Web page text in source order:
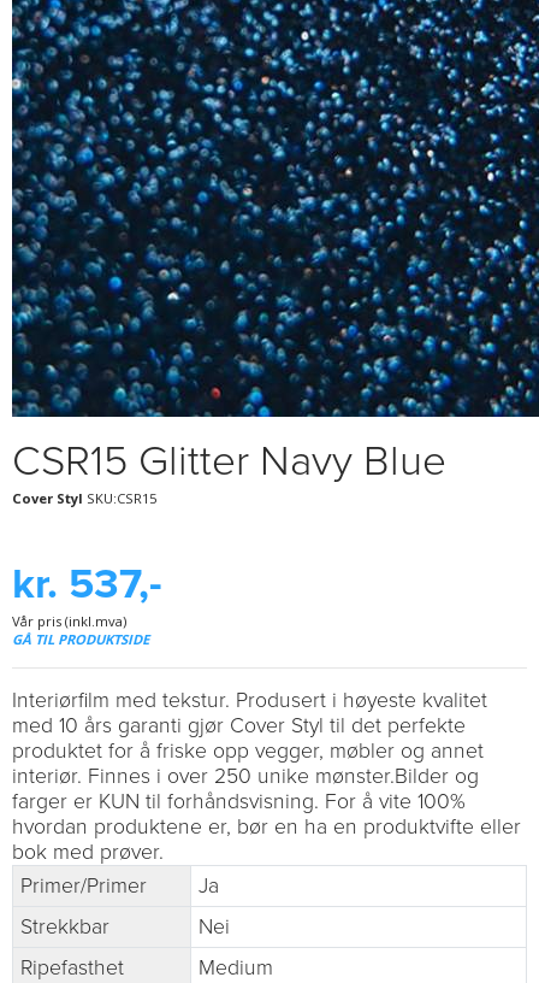
CSR15 Glitter Navy Blue
Cover Styl SKU:CSR15
kr. 537,-
Vår pris (inkl.mva)
GÅ TIL PRODUKTSIDE
Interiørfilm med tekstur. Produsert i høyeste kvalitet
med 10 års garanti gjør Cover Styl til det perfekte
produktet for å friske opp vegger, møbler og annet
interiør. Finnes i over 250 unike mønster.Bilder og
farger er KUN til forhåndsvisning. For å vite 100%
hvordan produktene er, bør en ha en produktvifte eller
bok med prøver.
Primer/Primer
Ja
Strekkbar
Nei
Ripefasthet
Medium